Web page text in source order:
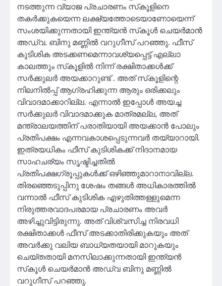
നടത്തുന്ന വ്യാജ പ്രചാരണം സ്‌കൂളിനെ
തകർക്കുകയെന്ന ലക്ഷ്യത്തോടെയാണോയെന്ന്
സംശയിക്കുന്നതായി ഇന്ത്യൻ സ്‌കൂൾ ചെയർമാൻ
അഡ്വ. ബിനു മണ്ണിൽ വറുഗീസ് പറഞ്ഞു. ഫീസ്
കുടിശിക അടക്കണമെന്നാവശ്യപ്പെട്ട് എല്ലാ
കാലത്തും സ്‌കൂളിൽ നിന്ന് രക്ഷിതാക്കൾക്ക്
സർക്കുലർ അയക്കാറുണ്ട് . അത് സ്‌കൂളിന്റെ
നിലനിൽപ്പ് ആഗ്രഹിക്കുന്ന ആരും ഒരിക്കലും
വിവാദമാക്കാറില്ല. എന്നാൽ ഇപ്പോൾ അയച്ച
സർക്കുലർ വിവാദമാക്കുക മാത്രമല്ല, അത്
മന്ത്രാലയത്തിന് പരാതിയായി അയക്കാൻ പോലും
പ്രതിപക്ഷം എന്നവകാശപ്പെടുന്നവർ തയ്യാറായി.
ഇത്രയധികം ഫീസ് കുടിശികക്ക് നിദാനമായ
സാഹചര്യം സൃഷ്ടിച്ചതിൽ
പ്രതിപക്ഷഗ്രൂപ്പുകൾക്ക് ഒഴിഞ്ഞുമാറാനാവില്ല.
തിരഞ്ഞെടുപ്പിനു ശേഷം തങ്ങൾ അധികാരത്തിൽ
വന്നാൽ ഫീസ് കുടിശിക എഴുതിത്തള്ളുമെന്ന
നിരുത്തരവാദപരമായ പ്രചാരണം അവർ
അഴിച്ചുവിട്ടിരുന്നു. അത് വിശ്വസിച്ച നിരവധി
രക്ഷിതാക്കൾ ഫീസ് അടക്കാതിരിക്കുകയും അത്
അവർക്കു വലിയ ബാധ്യതയായി മാറുകയും
ചെയ്തതായി മനസിലാക്കുന്നതായി ഇന്ത്യൻ
സ്‌കൂൾ ചെയർമാൻ അഡ്വ ബിനു മണ്ണിൽ
വറുഗീസ് പറഞ്ഞു.